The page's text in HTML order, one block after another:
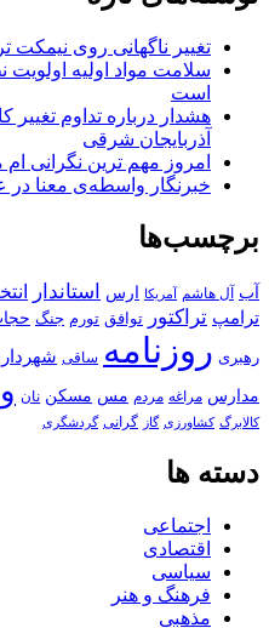
تغییر ناگهانی روی نیمکت
سلامت مواد اولیه
است
هشدار درباره تداوم
آذربایجان شرقی
امروز مهم‌ ترین نگرانی‌
خبرنگار واسطه‌ی معنا
برچسب‌ها
آب آل هاشم آمریکا ارس استاندار
ترامپ تراکتور توافق تورم جنگ
رهبری روزنامه ساقی
مدارس مراغه مردم مس مسکن نان
کالابرگ کشاورزی گاز گرانی گردشگری
دسته ها
اجتماعی
اقتصادی
سیاسی
فرهنگ و هنر
مذهبی